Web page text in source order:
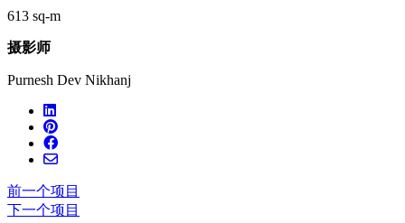
613 sq-m
摄影师
Purnesh Dev Nikhanj
前一个项目
下一个项目